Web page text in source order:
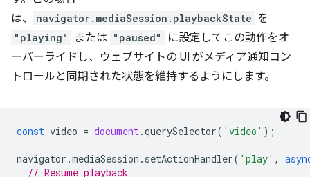
は、
navigator.mediaSession.playbackState を
"playing" または "paused"
に設定してこの動作をオ
ーバーライドし、ウェブサイトの UI がメディア通知コン
トロールと同期された状態を維持するようにします。
const video = document.querySelector( 'video' );
navigator .mediaSession . setActionHandler( 'play' ,
// Resume playback